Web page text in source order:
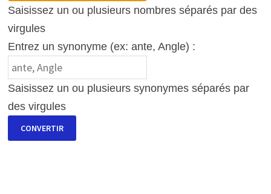
Saisissez un ou plusieurs nombres séparés par des
virgules
Entrez un synonyme (ex: ante, Angle) :
Saisissez un ou plusieurs synonymes séparés par
des virgules
CONVERTIR